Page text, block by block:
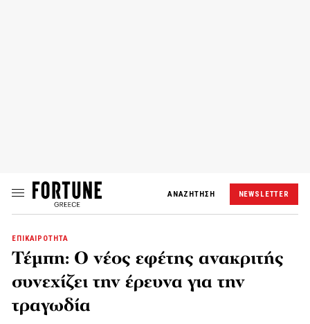
ΑΝΑΖΗΤΗΣΗ NEWSLETTER
ΕΠΙΚΑΙΡΟΤΗΤΑ
Τέμπη: Ο νέος εφέτης ανακριτής
συνεχίζει την έρευνα για την
τραγωδία